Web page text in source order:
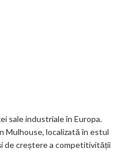
sale industriale în Europa.
Mulhouse, localizată în estul
de creștere a competitivității